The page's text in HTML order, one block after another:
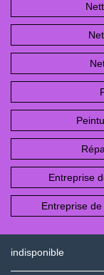
Entreprise
Entreprise
indisponible